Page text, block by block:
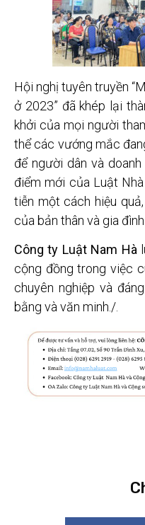
Hội nghị tuyên truyền
ở 2023” đã khép lại
khởi của mọi người
thể các vướng mắc
để người dân và
điểm mới của Luật
tiễn một cách hiệu
của bản thân và gia đình.
Công ty Luật Nam Hà
cộng đồng trong việc
chuyên nghiệp và
bằng và văn minh./.